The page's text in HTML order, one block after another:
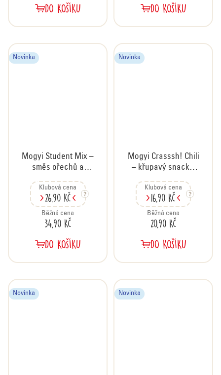
DO KOŠÍKU DO KOŠÍKU
Novinka
Mogyi Student Mix –
směs ořechů a
Klubová cena
26,90 Kč
Běžná cena
34,90 Kč
DO KOŠÍKU
Novinka
Mogyi Crasssh! Chili
– křupavý snack s
Klubová cena
16,90 Kč
Běžná cena
20,90 Kč
DO KOŠÍKU
Novinka Novinka